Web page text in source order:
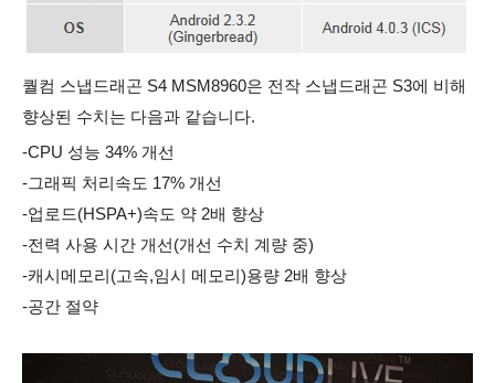
퀄컴 스냅드래곤 S4 MSM8960은 전작 스냅드래곤 S3에 비해
향상된 수치는 다음과 같습니다.
-CPU 성능 34% 개선
-그래픽 처리속도 17% 개선
-업로드(HSPA+)속도 약 2배 향상
-전력 사용 시간 개선(개선 수치 계량 중)
-캐시메모리(고속,임시 메모리)용량 2배 향상
-공간 절약